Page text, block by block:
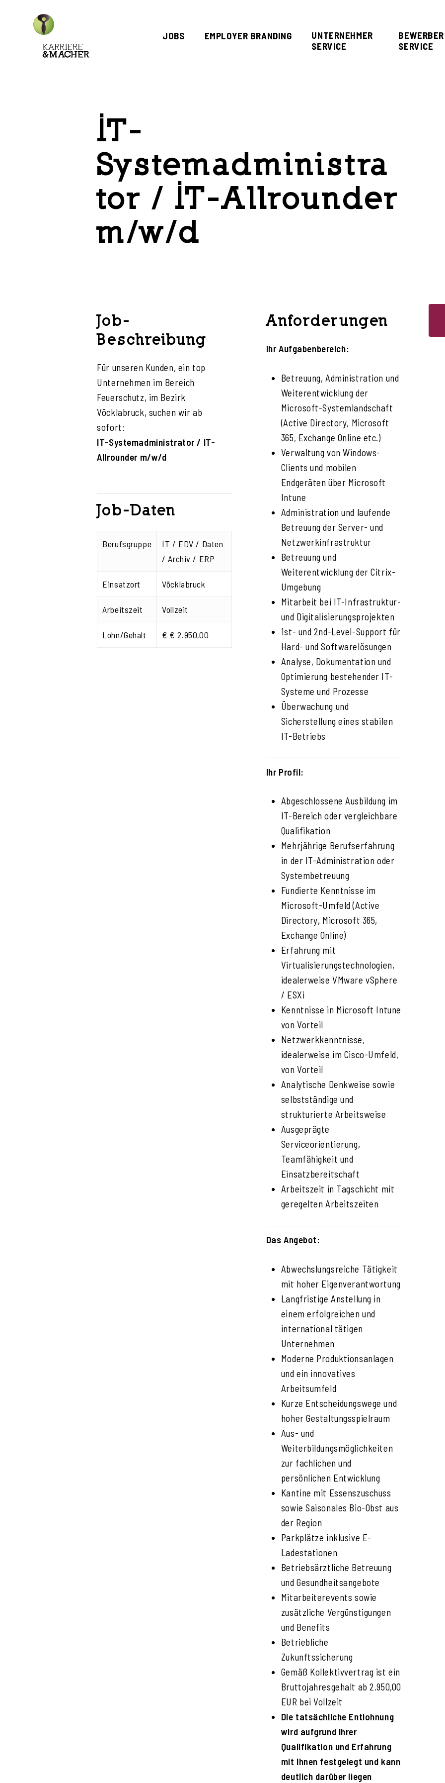
JOBS EMPLOYER BRANDING
UNTERNEHMER
SERVICE
BEWERBER
SERVICE
IT-
Systemadministra
tor / IT-Allrounder
m/w/d
Job-
Beschreibung
Für unseren Kunden, ein top
Unternehmen im Bereich
Feuerschutz, im Bezirk
Vöcklabruck, suchen wir ab
sofort:
IT-Systemadministrator / IT-
Allrounder m/w/d
Job-Daten
Berufsgruppe
IT / EDV / Daten
/ Archiv / ERP
Einsatzort Vöcklabruck
Arbeitszeit Vollzeit
Lohn/Gehalt € € 2.950,00
Anforderungen
Ihr Aufgabenbereich:
Betreuung, Administration und
Weiterentwicklung der
Microsoft-Systemlandschaft
(Active Directory, Microsoft
365, Exchange Online etc.)
Verwaltung von Windows-
Clients und mobilen
Endgeräten über Microsoft
Intune
Administration und laufende
Betreuung der Server- und
Netzwerkinfrastruktur
Betreuung und
Weiterentwicklung der Citrix-
Umgebung
Mitarbeit bei IT-Infrastruktur-
und Digitalisierungsprojekten
1st- und 2nd-Level-Support für
Hard- und Softwarelösungen
Analyse, Dokumentation und
Optimierung bestehender IT-
Systeme und Prozesse
Überwachung und
Sicherstellung eines stabilen
IT-Betriebs
Ihr Profil:
Abgeschlossene Ausbildung im
IT-Bereich oder vergleichbare
Qualifikation
Mehrjährige Berufserfahrung
in der IT-Administration oder
Systembetreuung
Fundierte Kenntnisse im
Microsoft-Umfeld (Active
Directory, Microsoft 365,
Exchange Online)
Erfahrung mit
Virtualisierungstechnologien,
idealerweise VMware vSphere
/ ESXi
Kenntnisse in Microsoft Intune
von Vorteil
Netzwerkkenntnisse,
idealerweise im Cisco-Umfeld,
von Vorteil
Analytische Denkweise sowie
selbstständige und
strukturierte Arbeitsweise
Ausgeprägte
Serviceorientierung,
Teamfähigkeit und
Einsatzbereitschaft
Arbeitszeit in Tagschicht mit
geregelten Arbeitszeiten
Das Angebot:
Abwechslungsreiche Tätigkeit
mit hoher Eigenverantwortung
Langfristige Anstellung in
einem erfolgreichen und
international tätigen
Unternehmen
Moderne Produktionsanlagen
und ein innovatives
Arbeitsumfeld
Kurze Entscheidungswege und
hoher Gestaltungsspielraum
Aus- und
Weiterbildungsmöglichkeiten
zur fachlichen und
persönlichen Entwicklung
Kantine mit Essenszuschuss
sowie Saisonales Bio-Obst aus
der Region
Parkplätze inklusive E-
Ladestationen
Betriebsärztliche Betreuung
und Gesundheitsangebote
Mitarbeiterevents sowie
zusätzliche Vergünstigungen
und Benefits
Betriebliche
Zukunftssicherung
Gemäß Kollektivvertrag ist ein
Bruttojahresgehalt ab 2.950,00
EUR bei Vollzeit
Die tatsächliche Entlohnung
wird aufgrund Ihrer
Qualifikation und Erfahrung
mit Ihnen festgelegt und kann
deutlich darüber liegen